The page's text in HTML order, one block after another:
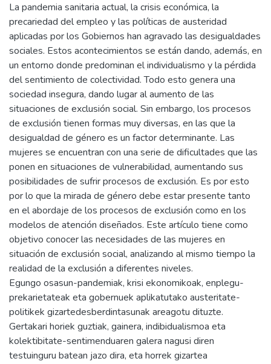
La pandemia sanitaria actual, la crisis económica, la
precariedad del empleo y las políticas de austeridad
aplicadas por los Gobiernos han agravado las desigualdades
sociales. Estos acontecimientos se están dando, además, en
un entorno donde predominan el individualismo y la pérdida
del sentimiento de colectividad. Todo esto genera una
sociedad insegura, dando lugar al aumento de las
situaciones de exclusión social. Sin embargo, los procesos
de exclusión tienen formas muy diversas, en las que la
desigualdad de género es un factor determinante. Las
mujeres se encuentran con una serie de dificultades que las
ponen en situaciones de vulnerabilidad, aumentando sus
posibilidades de sufrir procesos de exclusión. Es por esto
por lo que la mirada de género debe estar presente tanto
en el abordaje de los procesos de exclusión como en los
modelos de atención diseñados. Este artículo tiene como
objetivo conocer las necesidades de las mujeres en
situación de exclusión social, analizando al mismo tiempo la
realidad de la exclusión a diferentes niveles.
Egungo osasun-pandemiak, krisi ekonomikoak, enplegu-
prekarietateak eta gobernuek aplikatutako austeritate-
politikek gizartedesberdintasunak areagotu dituzte.
Gertakari horiek guztiak, gainera, indibidualismoa eta
kolektibitate-sentimenduaren galera nagusi diren
testuinguru batean jazo dira, eta horrek gizartea